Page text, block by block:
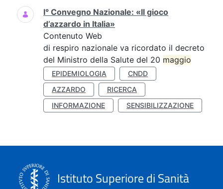
Ricerca
I° Convegno Nazionale: «Il gioco
d’azzardo in Italia»
Contenuto Web
di respiro nazionale va ricordato il decreto
del Ministro della Salute del 20 maggio
EPIDEMIOLOGIA
CNDD
AZZARDO
RICERCA
INFORMAZIONE
SENSIBILIZZAZIONE
Istituto Superiore di Sanità